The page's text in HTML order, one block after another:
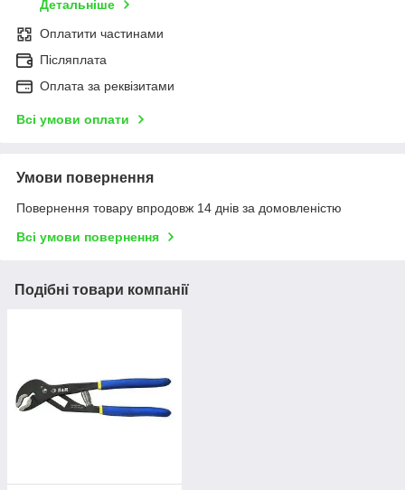
Детальніше
Оплатити частинами
Післяплата
Оплата за реквізитами
Всі умови оплати
Умови повернення
Повернення товару впродовж 14 днів за домовленістю
Всі умови повернення
Подібні товари компанії